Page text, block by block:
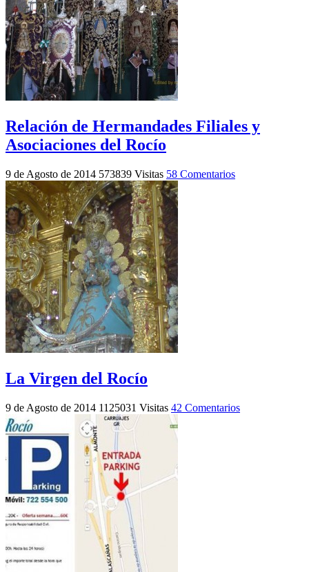
Relación de Hermandades Filiales y
Asociaciones del Rocío
9 de Agosto de 2014 573839 Visitas 58 Comentarios
La Virgen del Rocío
9 de Agosto de 2014 1125031 Visitas 42 Comentarios